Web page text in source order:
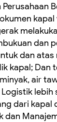
kapal
dan
dan atas
kapal; ‎Dan
air
lebih
dari kapal